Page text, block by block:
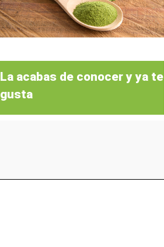
La acabas de conocer y ya te
gusta